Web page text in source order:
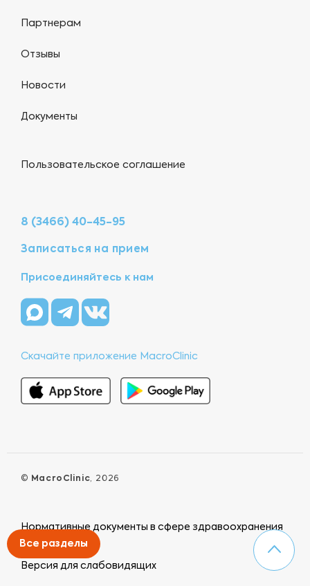
Партнерам
Отзывы
Новости
Документы
Пользовательское соглашение
8 (3466) 40-45-95
Записаться на прием
Присоединяйтесь к нам
Скачайте приложение MacroClinic
© MacroClinic, 2026
Нормативные документы в сфере здравоохранения
Версия для слабовидящих
Все разделы